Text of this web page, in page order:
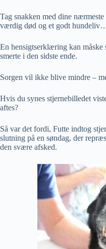
Tag snakken med dine
værdig død og et godt
En hensigtserklæring kan
smerte i den sidste ende.
Sorgen vil ikke blive mindre –
Hvis du synes stjernebilledet
aftes?
Så var det fordi, Futte indtog
slutning på en søndag, der
den svære afsked.